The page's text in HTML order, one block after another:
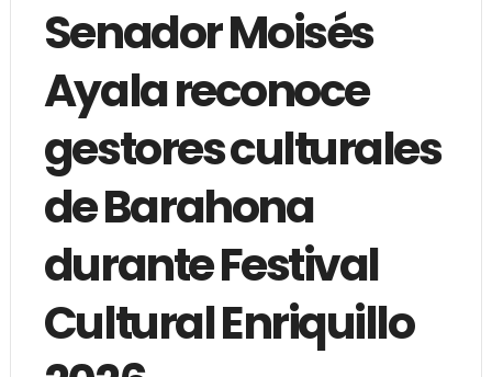
Senador Moisés
Ayala reconoce
gestores culturales
de Barahona
durante Festival
Cultural Enriquillo